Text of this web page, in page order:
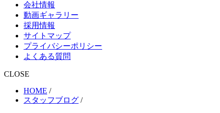
会社情報
動画ギャラリー
採用情報
サイトマップ
プライバシーポリシー
よくある質問
CLOSE
HOME /
スタッフブログ /